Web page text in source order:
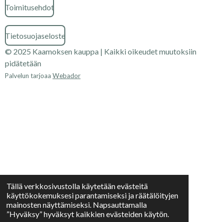
Tällä verkkosivustolla käytetään evästeitä
käyttökokemuksesi parantamiseksi ja räätälöityjen
mainosten näyttämiseksi. Napsauttamalla
”Hyväksy” hyväksyt kaikkien evästeiden käytön.
Toimitusehdot
Tietosuojaseloste
© 2025 Kaamoksen kauppa | Kaikki oikeudet muutoksiin
pidätetään
Palvelun tarjoaa Webador